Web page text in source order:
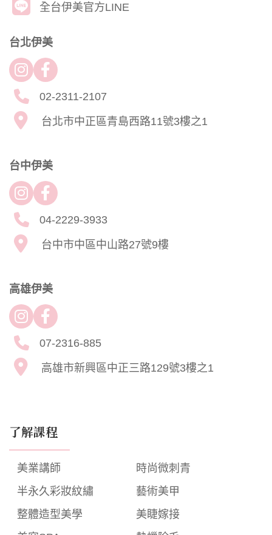
全台伊美官方LINE
台北伊美
02-2311-2107
台北市中正區青島西路11號3樓之1
台中伊美
04-2229-3933
台中市中區中山路27號9樓
高雄伊美
07-2316-885
高雄市新興區中正三路129號3樓之1
了解課程
美業講師
時尚微刺青
半永久彩妝紋繡
藝術美甲
整體造型美學
美睫嫁接